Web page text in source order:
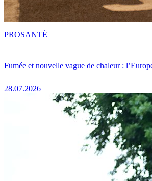
Fumée et nouvelle vague de chaleur :
28.07.2026
PROSANTÉ